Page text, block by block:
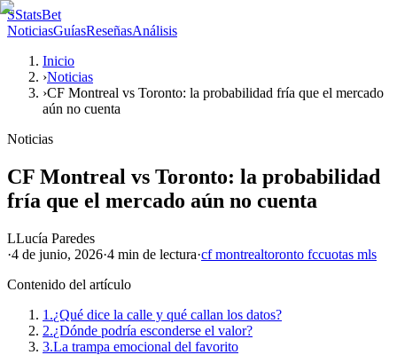
SStatsBet
NoticiasGuíasReseñasAnálisis
Inicio
›Noticias
›CF Montreal vs Toronto: la probabilidad fría que el mercado
aún no cuenta
Noticias
CF Montreal vs Toronto: la probabilidad
fría que el mercado aún no cuenta
LLucía Paredes
·4 de junio, 2026·4 min de lectura·cf montrealtoronto fccuotas mls
Contenido del artículo
1.¿Qué dice la calle y qué callan los datos?
2.¿Dónde podría esconderse el valor?
3.La trampa emocional del favorito